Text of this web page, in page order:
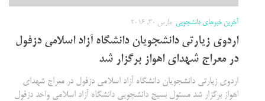
آخرین خبرهای دانشجویی مارس 30, 2016
اردوی زیارتی دانشجویان دانشگاه آزاد اسلامی دزفول
در معراج شهدای اهواز برگزار شد
اردوی زیارتی دانشجویان دانشگاه آزاد اسلامی دزفول در معراج شهدای
اهواز برگزار شد مسئول بسیج دانشجویی دانشگاه آزاد اسلامی واحد دزفول